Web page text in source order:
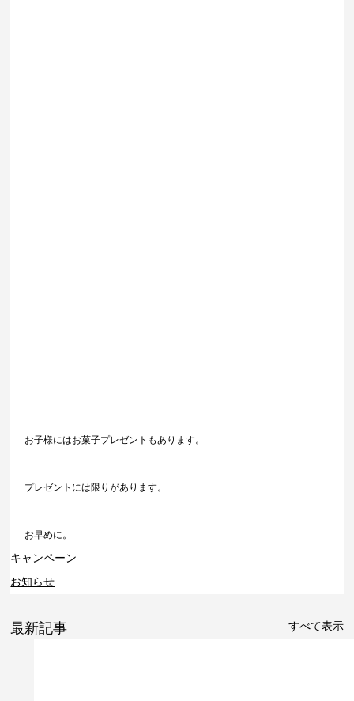
お子様にはお菓子プレゼントもあります。
プレゼントには限りがあります。
お早めに。
キャンペーン
お知らせ
最新記事 すべて表示